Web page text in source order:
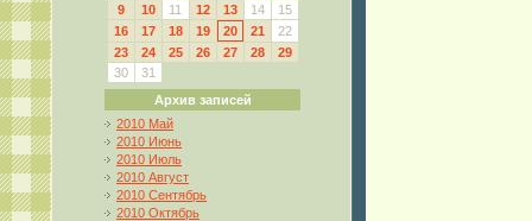
9
10 11 12 13 14
15
16
17 18 19 20 21
22
23
24 25 26 27 28
29
30
31
Архив записей
2010 Май
2010 Июнь
2010 Июль
2010 Август
2010 Сентябрь
2010 Октябрь